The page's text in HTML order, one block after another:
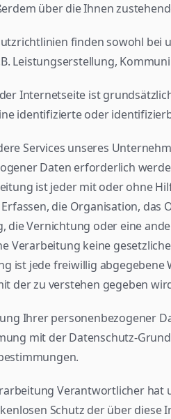
über die Ihnen
finden sowohl bei
Leistungserstellung,
Internetseite ist
identifizierte oder
Services unseres
Daten erforderlich
ist jeder mit oder ohne
die Organisation,
die Vernichtung oder eine
Verarbeitung keine
ist jede freiwillig
der zu verstehen gegeben
Ihrer personenbezogener
mit der Datenschutz-
Verantwortlicher hat
Schutz der über